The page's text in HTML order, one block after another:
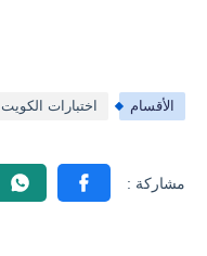
الأقسام اختبارات الكويت